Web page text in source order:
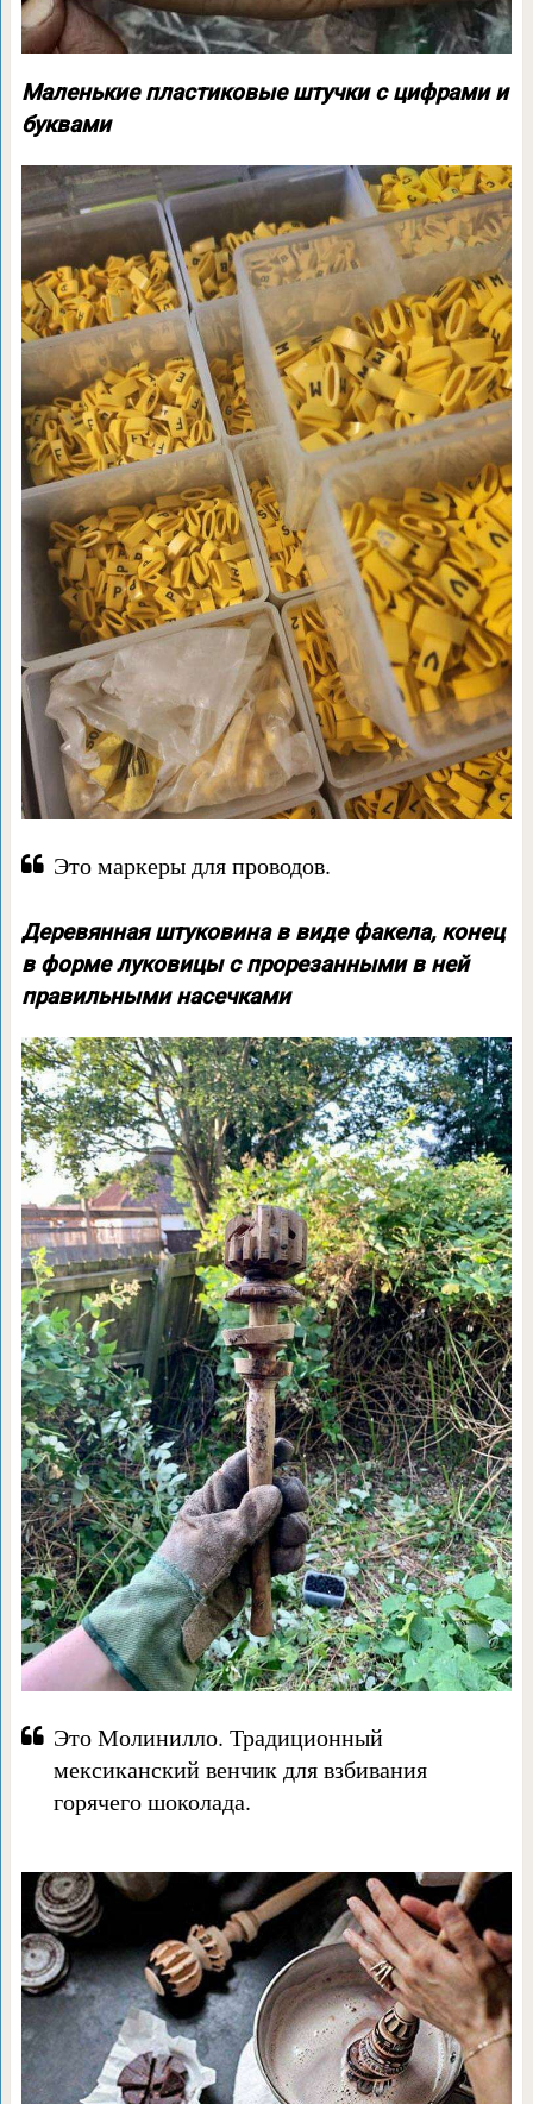
Маленькие пластиковые штучки с цифрами и
буквами
Это маркеры для проводов.
Деревянная штуковина в виде факела, конец
в форме луковицы с прорезанными в ней
правильными насечками
Это Молинилло. Традиционный
мексиканский венчик для взбивания
горячего шоколада.